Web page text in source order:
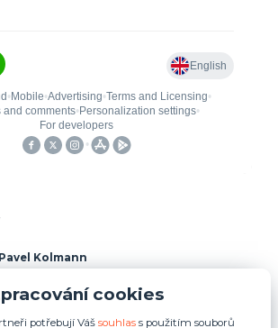
Pavel Kolmann
Ne, 8:00-17:00 hod.)cookies
potřebují Váš souhlass použitím souborů